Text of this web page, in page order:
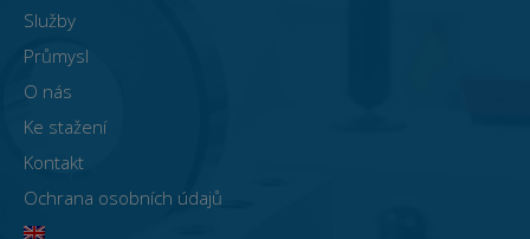
Služby
Průmysl
O nás
Ke stažení
Kontakt
Ochrana osobních údajů